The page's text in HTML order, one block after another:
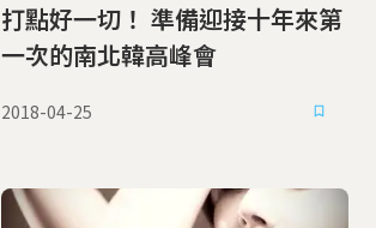
打點好一切！ 準備迎接十年來第
一次的南北韓高峰會
2018-04-25